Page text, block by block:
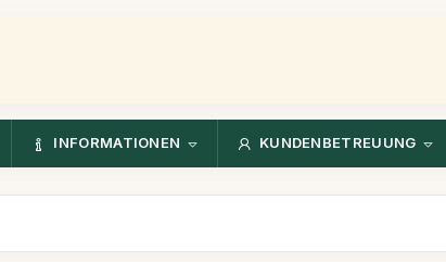
INFORMATIONEN KUNDENBETREUUNG